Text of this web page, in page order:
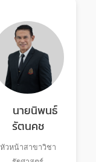
นายนิพนธ์
รัตนคช
หัวหน้าสาขาวิชา